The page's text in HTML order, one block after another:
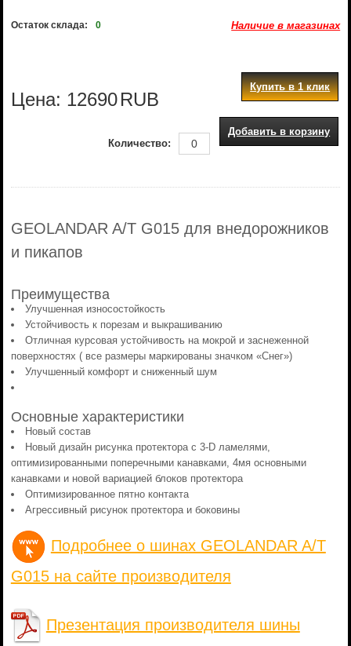
Остаток склада: 0 Наличие в магазинах
Цена: 12690RUB
Купить в 1 клик
Добавить в корзину
Количество:
GEOLANDAR A/T G015 для внедорожников
и пикапов
Преимущества
Улучшенная износостойкость
Устойчивость к порезам и выкрашиванию
Отличная курсовая устойчивость на мокрой и заснеженной
поверхностях ( все размеры маркированы значком «Снег»)
Улучшенный комфорт и сниженный шум
Основные характеристики
Новый состав
Новый дизайн рисунка протектора с 3-D ламелями,
оптимизированными поперечными канавками, 4мя основными
канавками и новой вариацией блоков протектора
Оптимизированное пятно контакта
Агрессивный рисунок протектора и боковины
Подробнее о шинах GEOLANDAR A/T
G015 на сайте производителя
Презентация производителя шины